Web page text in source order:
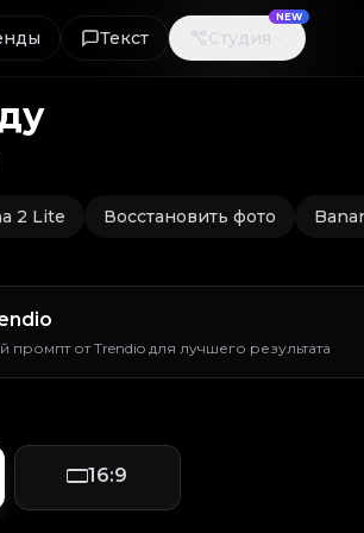
Текст Студия
NEW
Текст Студия
NEW
2 Lite Восстановить фото
от Trendio для лучшего результата
16:9